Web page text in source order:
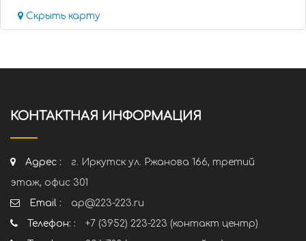
Скрыть карту
КОНТАКТНАЯ ИНФОРМАЦИЯ
Адрес :
г. Иркутск ул. Ржанова 166, третий
этаж, офис 301
Email :
ap@223-223.ru
Телефон: :
+7 (3952) 223-223 (контакт центр)